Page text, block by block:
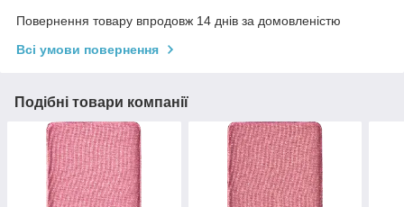
Повернення товару впродовж 14 днів за домовленістю
Всі умови повернення
Подібні товари компанії